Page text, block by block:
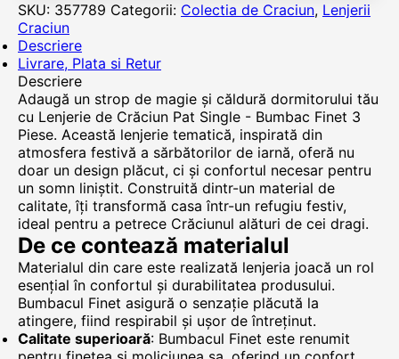
SKU: 357789 Categorii: Colectia de Craciun, Lenjerii
Craciun
Descriere
Livrare, Plata si Retur
Descriere
Adaugă un strop de magie și căldură dormitorului tău
cu Lenjerie de Crăciun Pat Single - Bumbac Finet 3
Piese. Această lenjerie tematică, inspirată din
atmosfera festivă a sărbătorilor de iarnă, oferă nu
doar un design plăcut, ci și confortul necesar pentru
un somn liniștit. Construită dintr-un material de
calitate, îți transformă casa într-un refugiu festiv,
ideal pentru a petrece Crăciunul alături de cei dragi.
De ce contează materialul
Materialul din care este realizată lenjeria joacă un rol
esențial în confortul și durabilitatea produsului.
Bumbacul Finet asigură o senzație plăcută la
atingere, fiind respirabil și ușor de întreținut.
Calitate superioară: Bumbacul Finet este renumit